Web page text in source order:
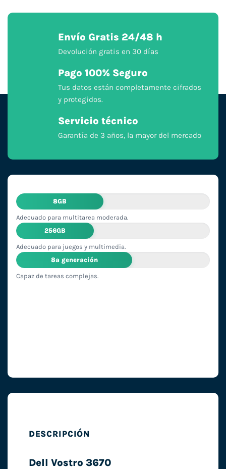
Envío Gratis 24/48 h
Devolución gratis en 30 días
Pago 100% Seguro
Tus datos están completamente cifrados
y protegidos.
Servicio técnico
Garantía de 3 años, la mayor del mercado
8GB
Adecuado para multitarea moderada.
256GB
Adecuado para juegos y multimedia.
8ª generación
Capaz de tareas complejas.
DESCRIPCIÓN
Dell Vostro 3670